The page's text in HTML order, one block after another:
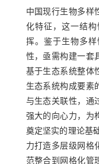
中国现行生物多样
化特征，这一结
挥。鉴于生物多
性，亟需构建一套
基于生态系统整体
生态系统构成要素
与生态关联性，通
强大的向心力，为
奠定坚实的理论基
力打造多层级网格
范整合到网格化管